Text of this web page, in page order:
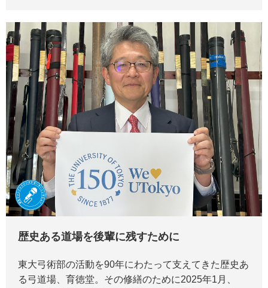
歴史ある道場を後輩に残すために
東大弓術部の活動を90年にわたって支えてきた歴史あ
る弓道場、育徳堂。その修繕のために2025年1月、